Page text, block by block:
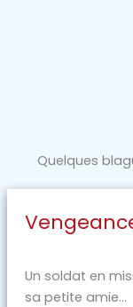
Quelques
Un soldat en
sa petite amie...